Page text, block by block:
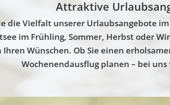
Attraktive
die Vielfalt unserer Urlaubsangebote
im Frühling, Sommer, Herbst oder
Ihren Wünschen. Ob Sie einen
Wochenendausflug planen – bei